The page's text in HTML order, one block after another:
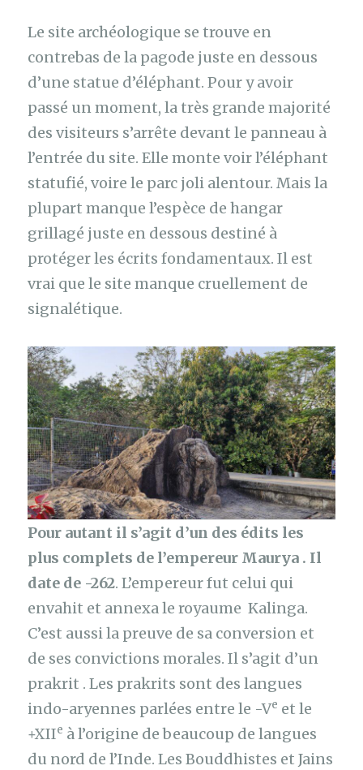
Le site archéologique se trouve en
contrebas de la pagode juste en dessous
d’une statue d’éléphant. Pour y avoir
passé un moment, la très grande majorité
des visiteurs s’arrête devant le panneau à
l’entrée du site. Elle monte voir l’éléphant
statufié, voire le parc joli alentour. Mais la
plupart manque l’espèce de hangar
grillagé juste en dessous destiné à
protéger les écrits fondamentaux. Il est
vrai que le site manque cruellement de
signalétique.
Pour autant il s’agit d’un des édits les
plus complets de l’empereur Maurya . Il
date de -262. L’empereur fut celui qui
envahit et annexa le royaume Kalinga.
C’est aussi la preuve de sa conversion et
de ses convictions morales. Il s’agit d’un
prakrit . Les prakrits sont des langues
indo-aryennes parlées entre le -Ve et le
+XIIe à l’origine de beaucoup de langues
du nord de l’Inde. Les Bouddhistes et Jains